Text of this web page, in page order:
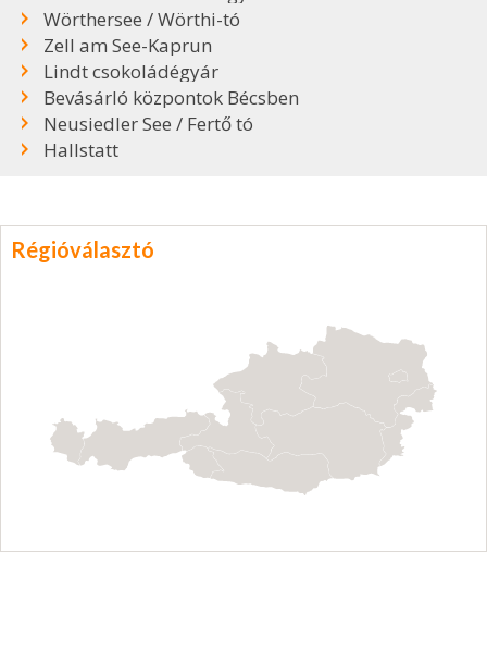
Wörthersee / Wörthi-tó
Zell am See-Kaprun
Lindt csokoládégyár
Bevásárló központok Bécsben
Neusiedler See / Fertő tó
Hallstatt
Régióválasztó